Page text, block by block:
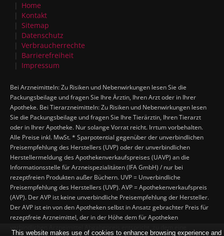
Home
Kontakt
Sitemap
Datenschutz
Verbraucherrechte
Barrierefreiheit
Impressum
Bei Arzneimitteln: Zu Risiken und Nebenwirkungen lesen Sie die
Packungsbeilage und fragen Sie Ihre Ärztin, Ihren Arzt oder in Ihrer
Apotheke. Bei Tierarzneimitteln: Zu Risiken und Nebenwirkungen lesen
Sie die Packungsbeilage und fragen Sie Ihre Tierärztin, Ihren Tierarzt
oder in Ihrer Apotheke. Nur solange Vorrat reicht. Irrtum vorbehalten.
Alle Preise inkl. MwSt. * Sparpotential gegenüber der unverbindlichen
Preisempfehlung des Herstellers (UVP) oder der unverbindlichen
Herstellermeldung des Apothekenverkaufspreises (UAVP) an die
Informationsstelle für Arzneispezialitäten (IFA GmbH) / nur bei
rezeptfreien Produkten außer Büchern. UVP = Unverbindliche
Preisempfehlung des Herstellers (UVP). AVP = Apothekenverkaufspreis
(AVP). Der AVP ist keine unverbindliche Preisempfehlung der Hersteller.
Der AVP ist ein von den Apotheken selbst in Ansatz gebrachter Preis für
rezeptfreie Arzneimittel, der in der Höhe dem für Apotheken
This website makes use of cookies to enhance browsing experience and